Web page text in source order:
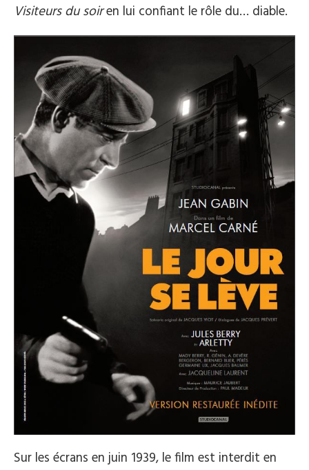
Visiteurs du soiren lui confiant le rôle du… diable.
Sur les écrans en juin 1939, le film est interdit en